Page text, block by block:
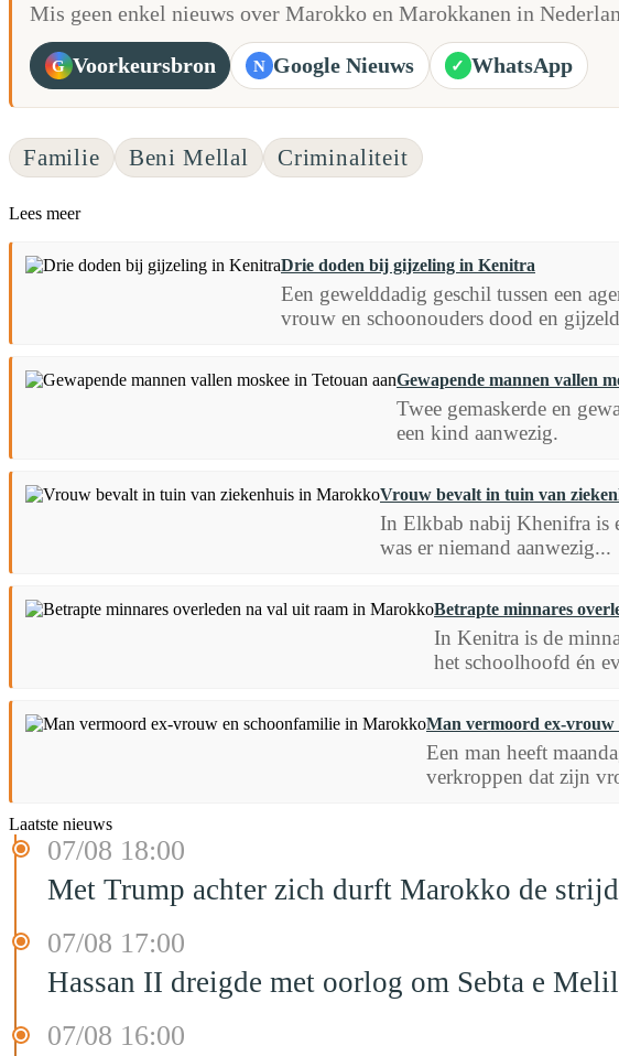
Mis geen enkel nieuws over Marokko en Marokkanen in
G Voorkeursbron N Google Nieuws ✓ WhatsApp
Familie Beni Mellal Criminaliteit
Lees meer
Drie doden bij gijzeling in Kenitra
Een gewelddadig geschil tussen een
vrouw en schoonouders dood en
Gewapende mannen vallen
Twee gemaskerde en
een kind aanwezig.
Vrouw bevalt in tuin van
In Elkbab nabij Khenifra is
was er niemand aanwezig...
Betrapte minnares
In Kenitra is de
het schoolhoofd én
Man vermoord ex-
Een man heeft
verkroppen dat zijn
Laatste nieuws
07/08 18:00
Met Trump achter zich durft Marokko de
07/08 17:00
Hassan II dreigde met oorlog om Sebta e
07/08 16:00